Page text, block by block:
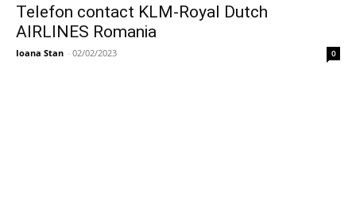
Telefon contact KLM-Royal Dutch
AIRLINES Romania
Ioana Stan - 02/02/2023 0